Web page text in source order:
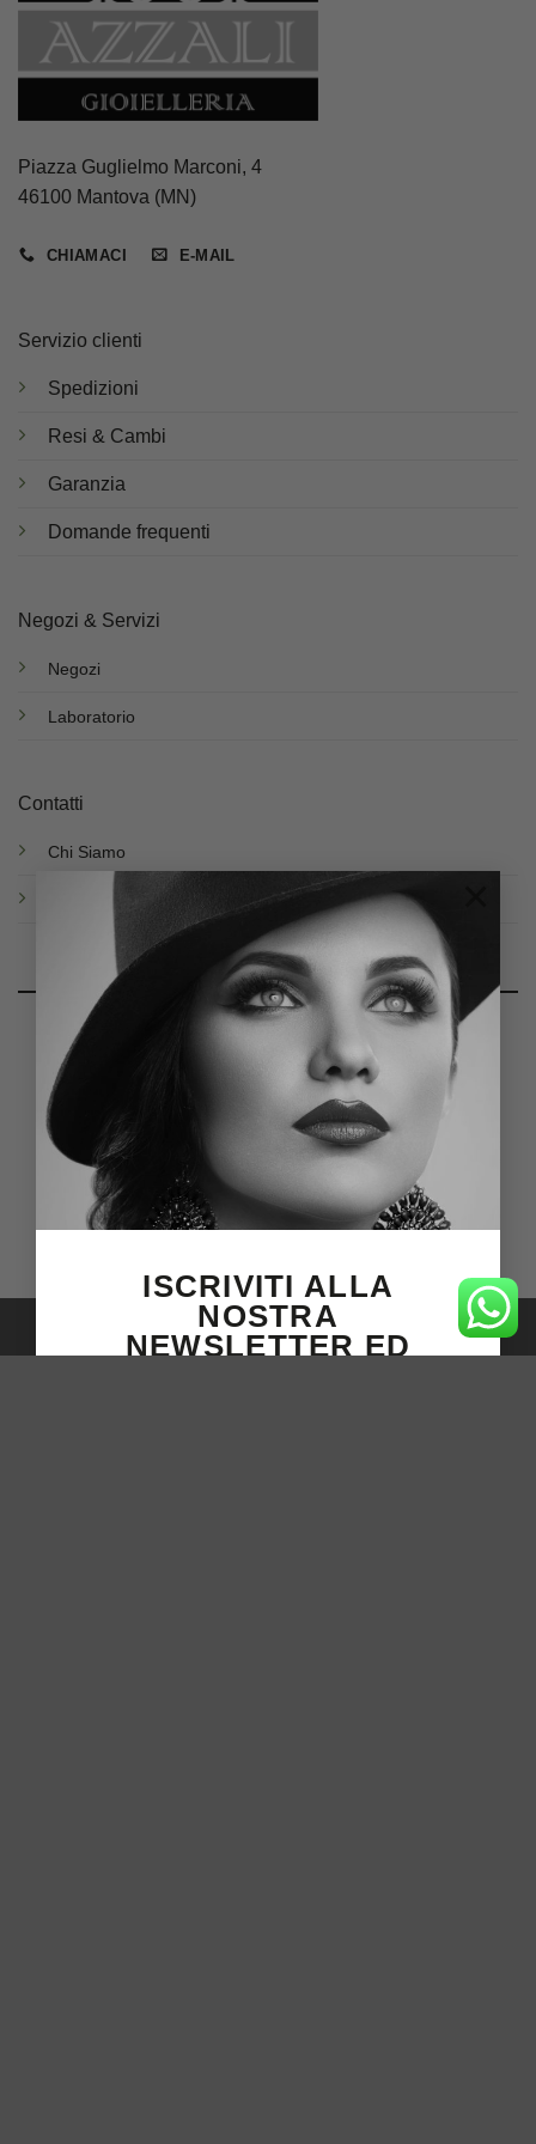
ISCRIVITI ALLA
NOSTRA
NEWSLETTER ED
Piazza Guglielmo Marconi, 4
46100 Mantova (MN)
CHIAMACI E-MAIL
Servizio clienti
Spedizioni
Resi & Cambi
Garanzia
Domande frequenti
Negozi & Servizi
Negozi
Laboratorio
Contatti
Chi Siamo
2026 Gioielleria Azzali 1881
TERMINI PRIVACY COOKIES
Copyright 2026 © Website by Gleon Solutions